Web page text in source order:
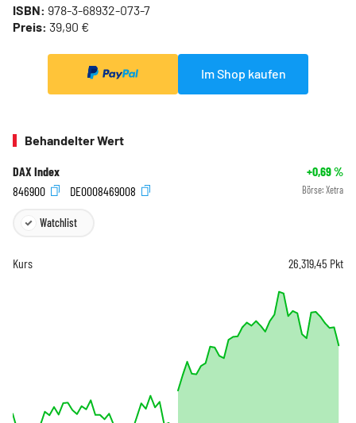
ISBN: 978-3-68932-073-7
Preis: 39,90 €
Im Shop kaufen
Behandelter Wert
DAX Index +0,69%
846900
DE0008469008 Börse: Xetra
Watchlist
Kurs 26.319,45 Pkt